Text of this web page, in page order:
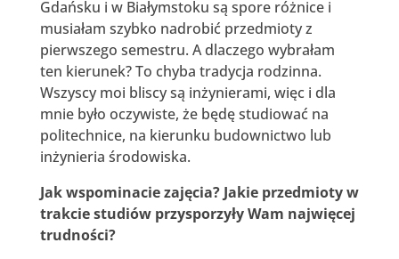
Gdańsku i w Białymstoku są spore różnice i
musiałam szybko nadrobić przedmioty z
pierwszego semestru. A dlaczego wybrałam
ten kierunek? To chyba tradycja rodzinna.
Wszyscy moi bliscy są inżynierami, więc i dla
mnie było oczywiste, że będę studiować na
politechnice, na kierunku budownictwo lub
inżynieria środowiska.
Jak wspominacie zajęcia? Jakie przedmioty w
trakcie studiów przysporzyły Wam najwięcej
trudności?